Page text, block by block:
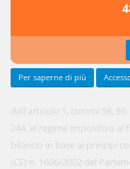
dall'articolo 1, commi 58, 59,
244, al regime impositivo ai
bilancio in base ai principi
(CE) n. 1606/2002 del
Per saperne di più